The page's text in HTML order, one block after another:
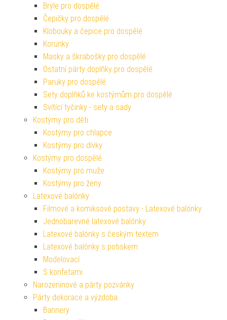
Brýle pro dospělé
Čepičky pro dospělé
Klobouky a čepice pro dospělé
Korunky
Masky a škrabošky pro dospělé
Ostatní párty doplňky pro dospělé
Paruky pro dospělé
Sety doplňků ke kostýmům pro dospělé
Svítící tyčinky - sety a sady
Kostýmy pro děti
Kostýmy pro chlapce
Kostýmy pro dívky
Kostýmy pro dospělé
Kostýmy pro muže
Kostýmy pro ženy
Latexové balónky
Filmové a komiksové postavy - Latexové balónky
Jednobarevné latexové balónky
Latexové balónky s českým textem
Latexové balónky s potiskem
Modelovací
S konfetami
Narozeninové a párty pozvánky
Párty dekorace a výzdoba
Bannery